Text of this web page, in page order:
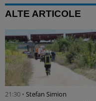
ALTE ARTICOLE
21:30 • Stefan Simion